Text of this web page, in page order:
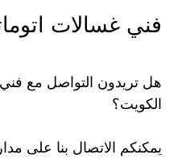
فني غسالات
هل تريدون التواصل مع
الكويت؟